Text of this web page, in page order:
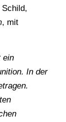
, mit
ein
In der